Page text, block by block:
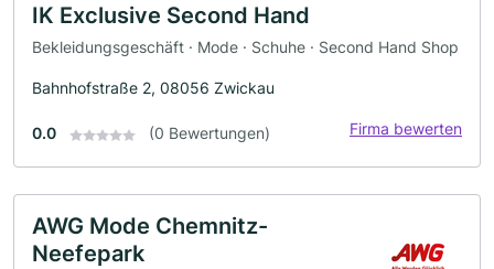
IK Exclusive Second Hand
Bekleidungsgeschäft · Mode · Schuhe · Second Hand Shop
Bahnhofstraße 2, 08056 Zwickau
0.0 (0 Bewertungen) Firma bewerten
AWG Mode Chemnitz-
Neefepark